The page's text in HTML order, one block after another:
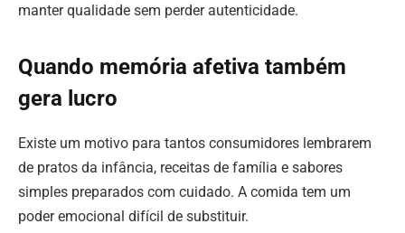
manter qualidade sem perder autenticidade.
Quando memória afetiva também
gera lucro
Existe um motivo para tantos consumidores lembrarem
de pratos da infância, receitas de família e sabores
simples preparados com cuidado. A comida tem um
poder emocional difícil de substituir.